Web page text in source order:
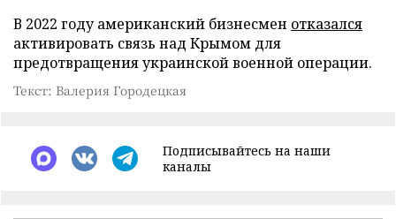
В 2022 году американский бизнесмен отказался
активировать связь над Крымом для
предотвращения украинской военной операции.
Текст: Валерия Городецкая
Подписывайтесь на наши
каналы